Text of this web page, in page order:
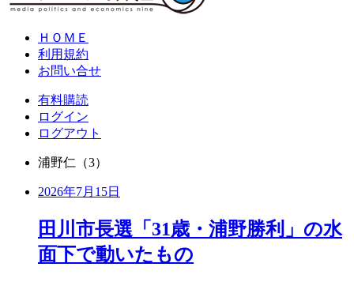
ＨＯＭＥ
利用規約
お問い合せ
有料購読
ログイン
ログアウト
浦野仁 （3）
2026年7月15日
田川市長選「31歳・浦野勝利」の水
面下で動いたもの